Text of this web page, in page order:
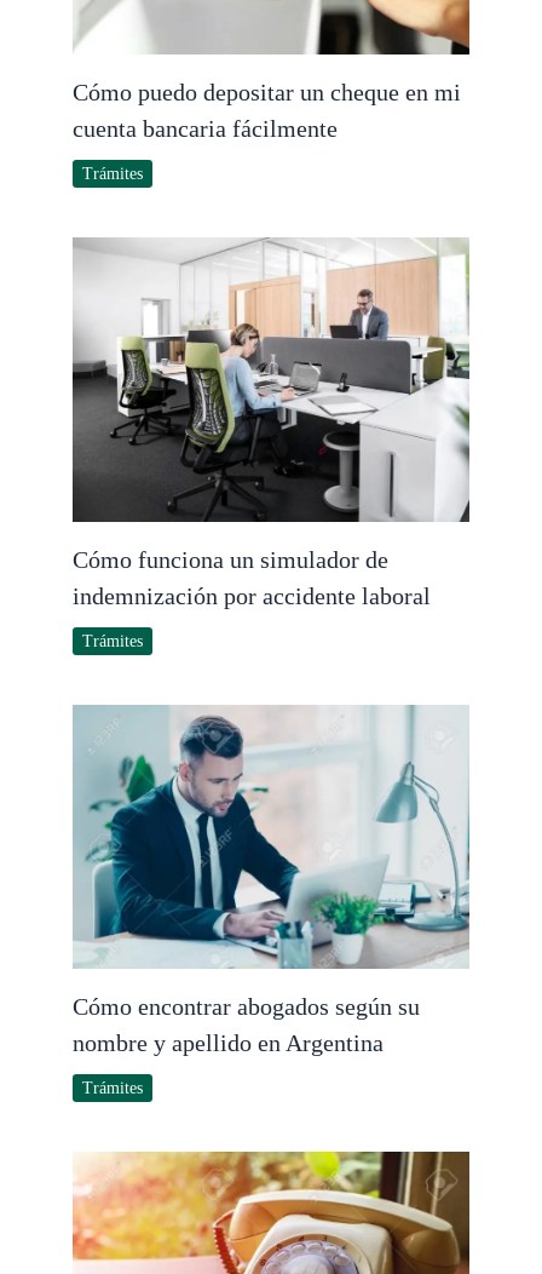
Cómo puedo depositar un cheque en mi
cuenta bancaria fácilmente
Trámites
Cómo funciona un simulador de
indemnización por accidente laboral
Trámites
Cómo encontrar abogados según su
nombre y apellido en Argentina
Trámites